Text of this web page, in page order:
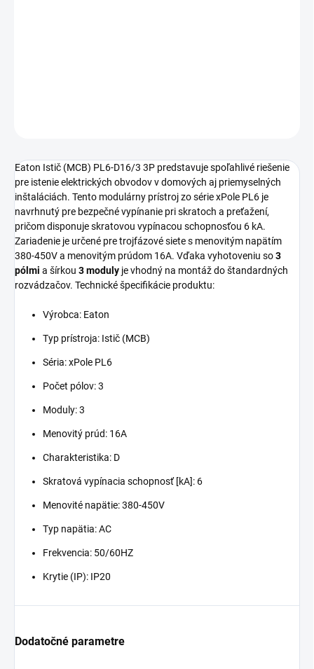
Eaton Istič (MCB) PL6-D16/3 3P predstavuje spoľahlivé riešenie
pre istenie elektrických obvodov v domových aj priemyselných
inštaláciách. Tento modulárny prístroj zo série xPole PL6 je
navrhnutý pre bezpečné vypínanie pri skratoch a preťažení,
pričom disponuje skratovou vypínacou schopnosťou 6 kA.
Zariadenie je určené pre trojfázové siete s menovitým napätím
380-450V a menovitým prúdom 16A. Vďaka vyhotoveniu so3
pólmi a šírkou 3 moduly je vhodný na montáž do štandardných
rozvádzačov. Technické špecifikácie produktu:
Výrobca: Eaton
Typ prístroja: Istič (MCB)
Séria: xPole PL6
Počet pólov: 3
Moduly: 3
Menovitý prúd: 16A
Charakteristika: D
Skratová vypínacia schopnosť [kA]: 6
Menovité napätie: 380-450V
Typ napätia: AC
Frekvencia: 50/60HZ
Krytie (IP): IP20
Dodatočné parametre